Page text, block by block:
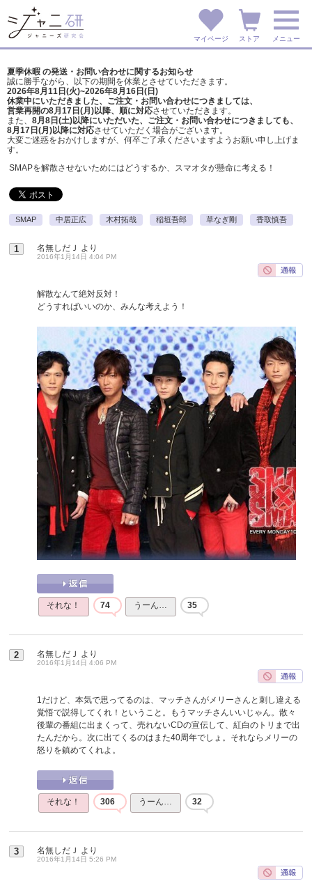
マイページ ストア メニュー
夏季休暇 の発送・お問い合わせに関するお知らせ
誠に勝手ながら、以下の期間を休業とさせていただきます。
2026年8月11日(火)~2026年8月16日(日)
休業中にいただきました、ご注文・お問い合わせにつきましては、
営業再開の8月17日(月)以降、順に対応させていただきます。
また、 8月8日(土)以降にいただいた、ご注文・ お問い合わせにつきましても、
8月17日(月)以降に対応させていただく場合がございます。
大変ご迷惑をおかけしますが、 何卒ご了承くださいますようお願い申し上げま
す。
SMAPを解散させないためにはどうするか、スマオタが懸命に考える！
SMAP 中居正広 木村拓哉 稲垣吾郎 草なぎ剛 香取慎吾
1 名無しだＪ より
2016年1月14日 4:04 PM
解散なんて絶対反対！
どうすればいいのか、みんな考えよう！
それな！ 74 うーん… 35
2 名無しだＪ より
2016年1月14日 4:06 PM
1だけど、本気で思ってるのは、マッチさんがメリーさんと刺し違える
覚悟で説得してくれ！ということ。もうマッチさんいいじゃん。散々
後輩の番組に出まくって、売れないCDの宣伝して、紅白のトリまで出
たんだから。次に出てくるのはまた40周年でしょ。それならメリーの
怒りを鎮めてくれよ。
それな！ 306 うーん… 32
3 名無しだＪ より
2016年1月14日 5:26 PM